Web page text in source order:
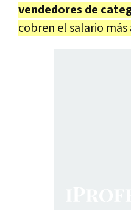
vendedores de
cobren el salario